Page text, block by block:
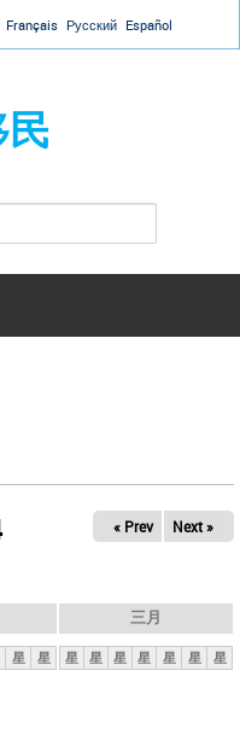
Français Русский Español
« Prev Next »
星 星
三月
星 星 星 星 星 星 星